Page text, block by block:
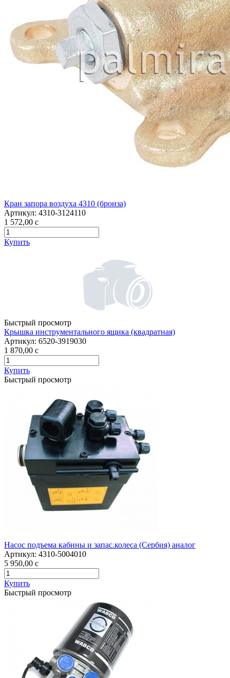
Кран запора воздуха 4310 (бронза)
Артикул: 4310-3124110
1 572,00 c
Купить
Быстрый просмотр
Крышка инструментального ящика (квадратная)
Артикул: 6520-3919030
1 870,00 c
Купить
Быстрый просмотр
Насос подъема кабины и запас.колеса (Сербия) аналог
Артикул: 4310-5004010
5 950,00 c
Купить
Быстрый просмотр